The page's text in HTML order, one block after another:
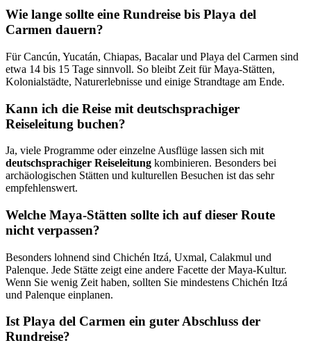
Wie lange sollte eine Rundreise bis Playa del
Carmen dauern?
Für Cancún, Yucatán, Chiapas, Bacalar und Playa del Carmen sind
etwa 14 bis 15 Tage sinnvoll. So bleibt Zeit für Maya-Stätten,
Kolonialstädte, Naturerlebnisse und einige Strandtage am Ende.
Kann ich die Reise mit deutschsprachiger
Reiseleitung buchen?
Ja, viele Programme oder einzelne Ausflüge lassen sich mit
deutschsprachiger Reiseleitung kombinieren. Besonders bei
archäologischen Stätten und kulturellen Besuchen ist das sehr
empfehlenswert.
Welche Maya-Stätten sollte ich auf dieser Route
nicht verpassen?
Besonders lohnend sind Chichén Itzá, Uxmal, Calakmul und
Palenque. Jede Stätte zeigt eine andere Facette der Maya-Kultur.
Wenn Sie wenig Zeit haben, sollten Sie mindestens Chichén Itzá
und Palenque einplanen.
Ist Playa del Carmen ein guter Abschluss der
Rundreise?